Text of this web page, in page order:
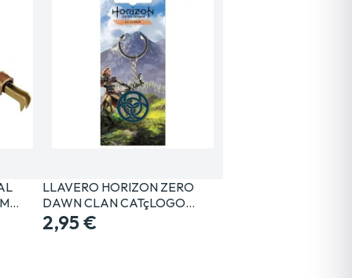
LLAVERO HORIZON ZERO
DAWN CLAN CATçLOGO
GAYA…
2,95 €